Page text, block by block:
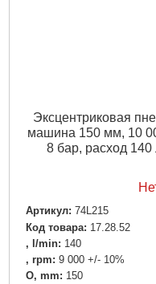
Эксцентриковая
машина 150 мм, 10
8 бар, расход 140
Артикул: 74L215
Код товара: 17.28.52
, l/min: 140
, rpm: 9 000 +/- 10%
O, mm: 150